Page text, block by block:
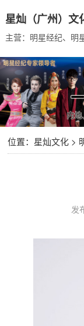
星灿（广州）文
主营：明星经纪、明
位置： 星灿文化>
发